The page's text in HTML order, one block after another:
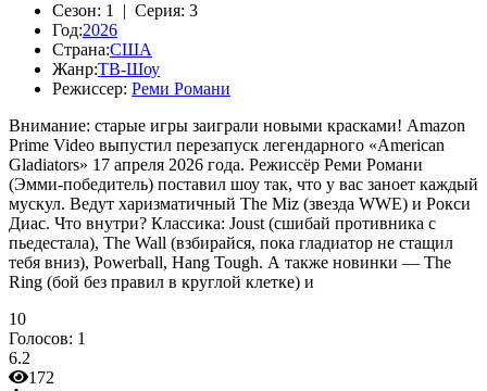
Сезон: 1 | Серия: 3
Год:2026
Страна:США
Жанр:ТВ-Шоу
Режиссер: Реми Романи
Внимание: старые игры заиграли новыми красками! Amazon
Prime Video выпустил перезапуск легендарного «American
Gladiators» 17 апреля 2026 года. Режиссёр Реми Романи
(Эмми-победитель) поставил шоу так, что у вас заноет каждый
мускул. Ведут харизматичный The Miz (звезда WWE) и Рокси
Диас. Что внутри? Классика: Joust (сшибай противника с
пьедестала), The Wall (взбирайся, пока гладиатор не стащил
тебя вниз), Powerball, Hang Tough. А также новинки — The
Ring (бой без правил в круглой клетке) и
10
Голосов: 1
6.2
172